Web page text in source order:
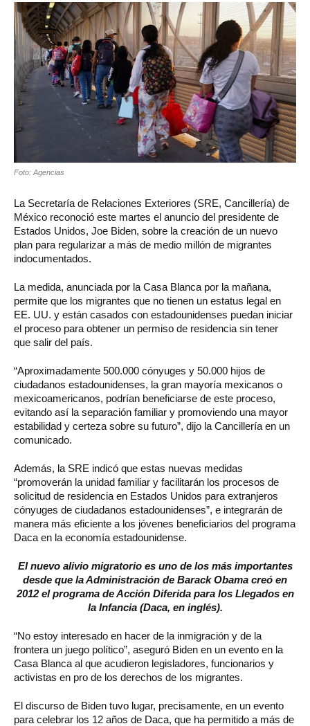
Foto: Agencias
La Secretaría de Relaciones Exteriores (SRE, Cancillería) de
México reconoció este martes el anuncio del presidente de
Estados Unidos, Joe Biden, sobre la creación de un nuevo
plan para regularizar a más de medio millón de migrantes
indocumentados.
La medida, anunciada por la Casa Blanca por la mañana,
permite que los migrantes que no tienen un estatus legal en
EE. UU. y están casados con estadounidenses puedan iniciar
el proceso para obtener un permiso de residencia sin tener
que salir del país.
“Aproximadamente 500.000 cónyuges y 50.000 hijos de
ciudadanos estadounidenses, la gran mayoría mexicanos o
mexicoamericanos, podrían beneficiarse de este proceso,
evitando así la separación familiar y promoviendo una mayor
estabilidad y certeza sobre su futuro”, dijo la Cancillería en un
comunicado.
Además, la SRE indicó que estas nuevas medidas
“promoverán la unidad familiar y facilitarán los procesos de
solicitud de residencia en Estados Unidos para extranjeros
cónyuges de ciudadanos estadounidenses”, e integrarán de
manera más eficiente a los jóvenes beneficiarios del programa
Daca en la economía estadounidense.
El nuevo alivio migratorio es uno de los más importantes
desde que la Administración de Barack Obama creó en
2012 el programa de Acción Diferida para los Llegados en
la Infancia (Daca, en inglés).
“No estoy interesado en hacer de la inmigración y de la
frontera un juego político”, aseguró Biden en un evento en la
Casa Blanca al que acudieron legisladores, funcionarios y
activistas en pro de los derechos de los migrantes.
El discurso de Biden tuvo lugar, precisamente, en un evento
para celebrar los 12 años de Daca, que ha permitido a más de